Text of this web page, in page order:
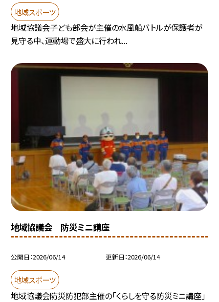
地域スポーツ
地域協議会子ども部会が主催の水風船バトルが保護者が
見守る中、運動場で盛大に行われ...
地域協議会 防災ミニ講座
公開日 2026/06/14 更新日 2026/06/14
地域スポーツ
地域協議会防災防犯部主催の「くらしを守る防災ミニ講座」